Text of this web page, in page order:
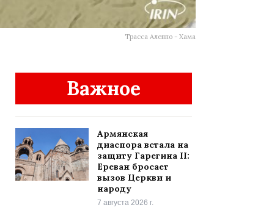
Трасса Алеппо - Хама
Важное
Армянская
диаспора встала на
защиту Гарегина II:
Ереван бросает
вызов Церкви и
народу
7 августа 2026 г.